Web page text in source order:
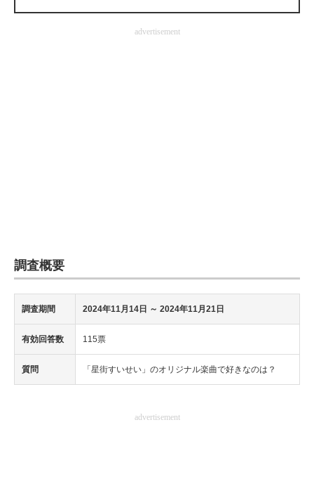
ちょっと気になるネットの話題advertisement
調査概要
調査期間 2024年11月14日 ～ 2024年11月21日
有効回答数 115票
質問 「星街すいせい」のオリジナル楽曲で好きなのは？
advertisement